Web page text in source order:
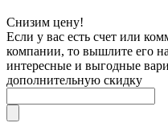
Снизим цену!
Если у вас есть счет или
компании, то вышлите его
интересные и выгодные
дополнительную скидку